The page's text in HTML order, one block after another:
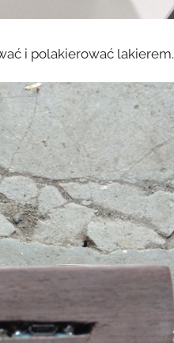
i polakierować lakierem.